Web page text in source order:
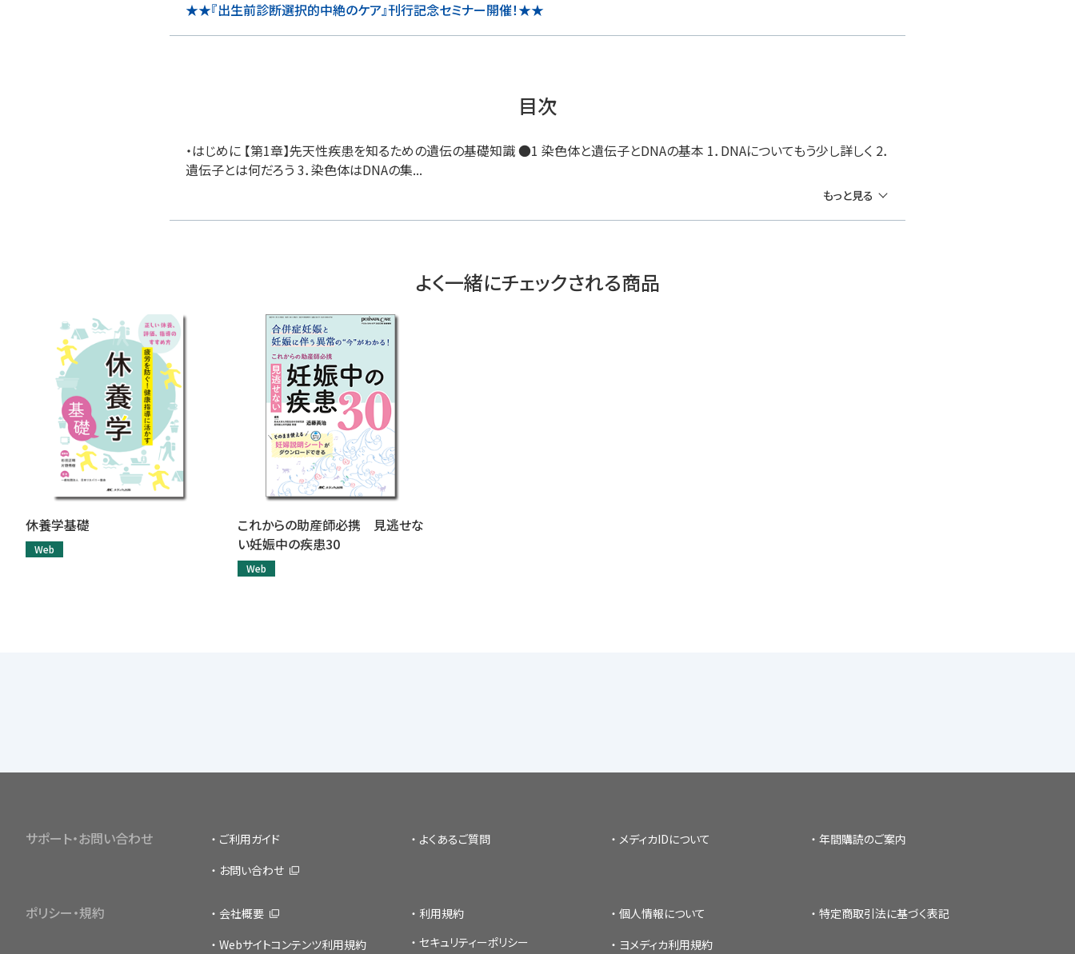
★★『出生前診断選択的中絶のケア』刊行記念セミナー開催！★★
目次
・はじめに 【第1章】先天性疾患を知るための遺伝の基礎知識 ●1 染色体と遺伝子とDNAの基本 1．DNAについてもう少し詳しく 2．
遺伝子とは何だろう 3．染色体はDNAの集...
もっと見る
よく一緒にチェックされる商品
休養学基礎
Web
これからの助産師必携 見逃せな
い妊娠中の疾患30
Web
サポート・お問い合わせ ご利用ガイド よくあるご質問 メディカIDについて
年間購読のご案内
お問い合わせ
ポリシー・規約 会社概要 利用規約 個人情報について
特定商取引法に基づく表記
Webサイトコンテンツ利用規約
セキュリティーポリシー
ヨメディカ利用規約